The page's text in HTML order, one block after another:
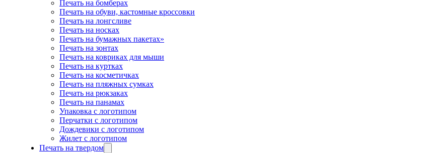
Печать на бомберах
Печать на обуви, кастомные кроссовки
Печать на лонгсливе
Печать на носках
Печать на бумажных пакетах»
Печать на зонтах
Печать на ковриках для мыши
Печать на куртках
Печать на косметичках
Печать на пляжных сумках
Печать на рюкзаках
Печать на панамах
Упаковка с логотипом
Перчатки с логотипом
Дождевики с логотипом
Жилет с логотипом
Печать на твердом